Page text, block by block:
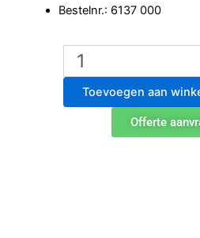
Bestelnr.: 6137 000
Edmund
Buhler
Schudapparaat
Toevoegen aan
Offerte